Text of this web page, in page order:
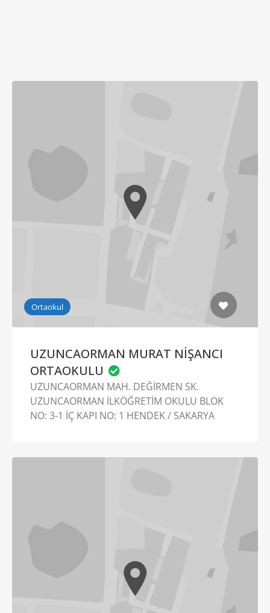
Ortaokul
UZUNCAORMAN MURAT NİŞANCI
ORTAOKULU
UZUNCAORMAN MAH. DEĞİRMEN SK.
UZUNCAORMAN İLKÖĞRETİM OKULU BLOK
NO: 3-1 İÇ KAPI NO: 1 HENDEK / SAKARYA